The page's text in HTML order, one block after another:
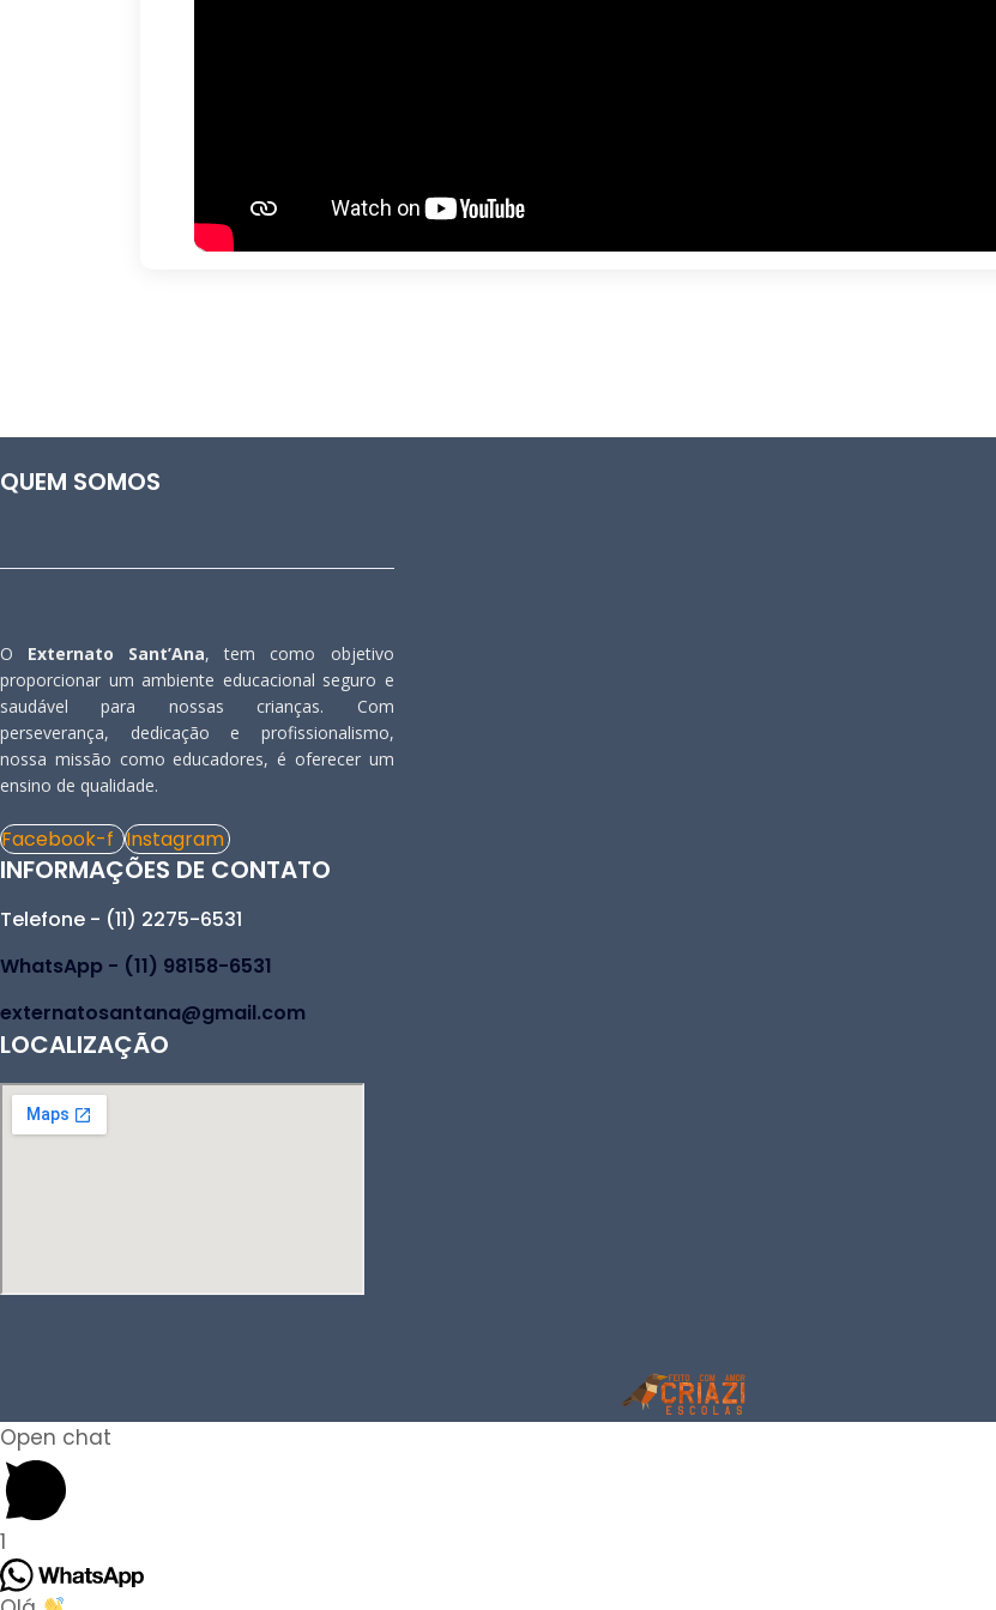
QUEM SOMOS
O Externato Sant’Ana, tem como objetivo
proporcionar um ambiente educacional seguro e
saudável para nossas crianças. Com
perseverança, dedicação e profissionalismo,
nossa missão como educadores, é oferecer um
ensino de qualidade.
Facebook-f Instagram
INFORMAÇÕES DE CONTATO
Telefone - (11) 2275-6531
WhatsApp - (11) 98158-6531
externatosantana@gmail.com
LOCALIZAÇÃO
Open chat
1